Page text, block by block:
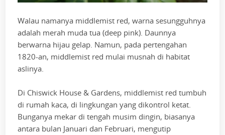
Walau namanya middlemist red, warna sesungguhnya
adalah merah muda tua (deep pink). Daunnya
berwarna hijau gelap. Namun, pada pertengahan
1820-an, middlemist red mulai musnah di habitat
aslinya.
Di Chiswick House & Gardens, middlemist red tumbuh
di rumah kaca, di lingkungan yang dikontrol ketat.
Bunganya mekar di tengah musim dingin, biasanya
antara bulan Januari dan Februari, mengutip